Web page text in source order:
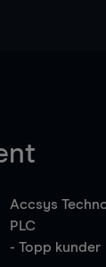
Accsys
PLC
- Topp kunder